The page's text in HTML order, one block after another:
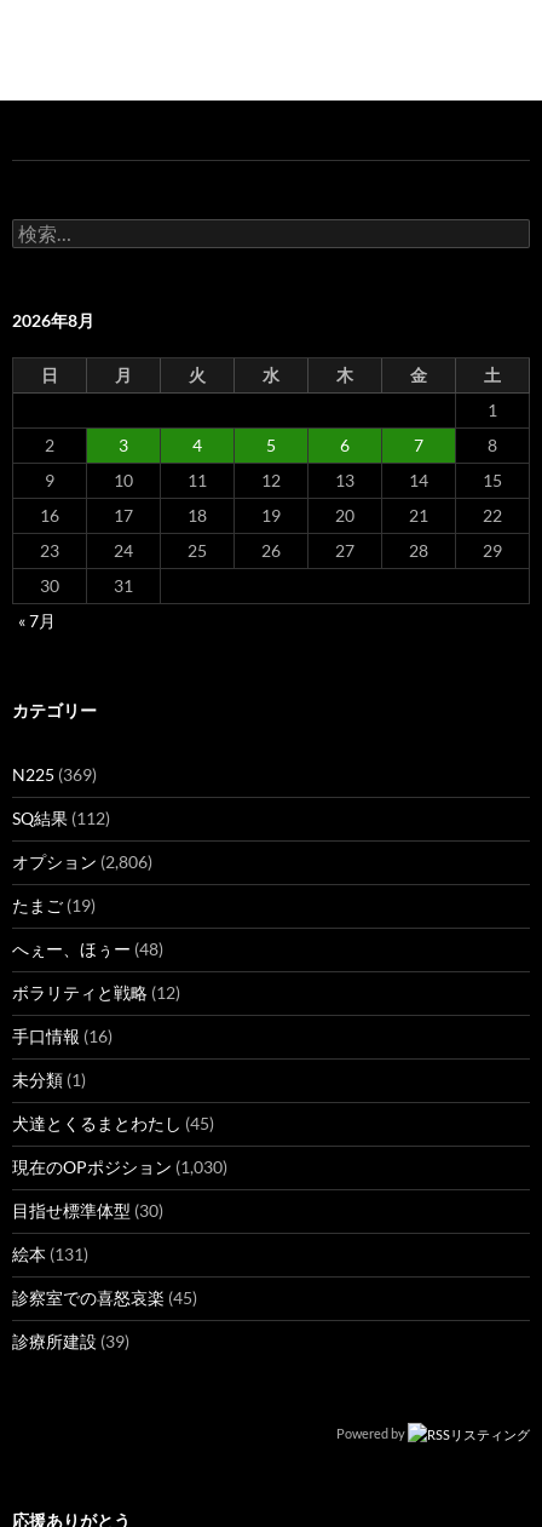
検
索:
2026年8月
日 月 火 水 木 金
土
1
2
3 4 5 6 7
8
9
10 11 12 13 14
15
16
17 18 19 20 21
22
23
24 25 26 27 28
29
30
31
« 7月
カテゴリー
N225 (369)
SQ結果 (112)
オプション (2,806)
たまご (19)
へぇー、ほぅー (48)
ボラリティと戦略 (12)
手口情報 (16)
未分類 (1)
犬達とくるまとわたし (45)
現在のOPポジション (1,030)
目指せ標準体型 (30)
絵本 (131)
診察室での喜怒哀楽 (45)
診療所建設 (39)
Powered by
応援ありがとう